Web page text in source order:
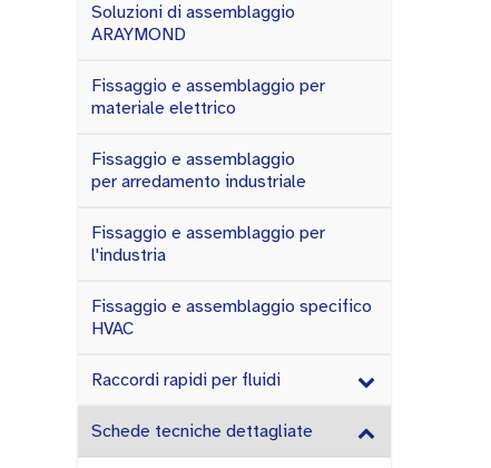
Soluzioni di assemblaggio
ARAYMOND
Fissaggio e assemblaggio per
materiale elettrico
Fissaggio e assemblaggio
per arredamento industriale
Fissaggio e assemblaggio per
l'industria
Fissaggio e assemblaggio specifico
HVAC
Raccordi rapidi per fluidi
Schede tecniche dettagliate